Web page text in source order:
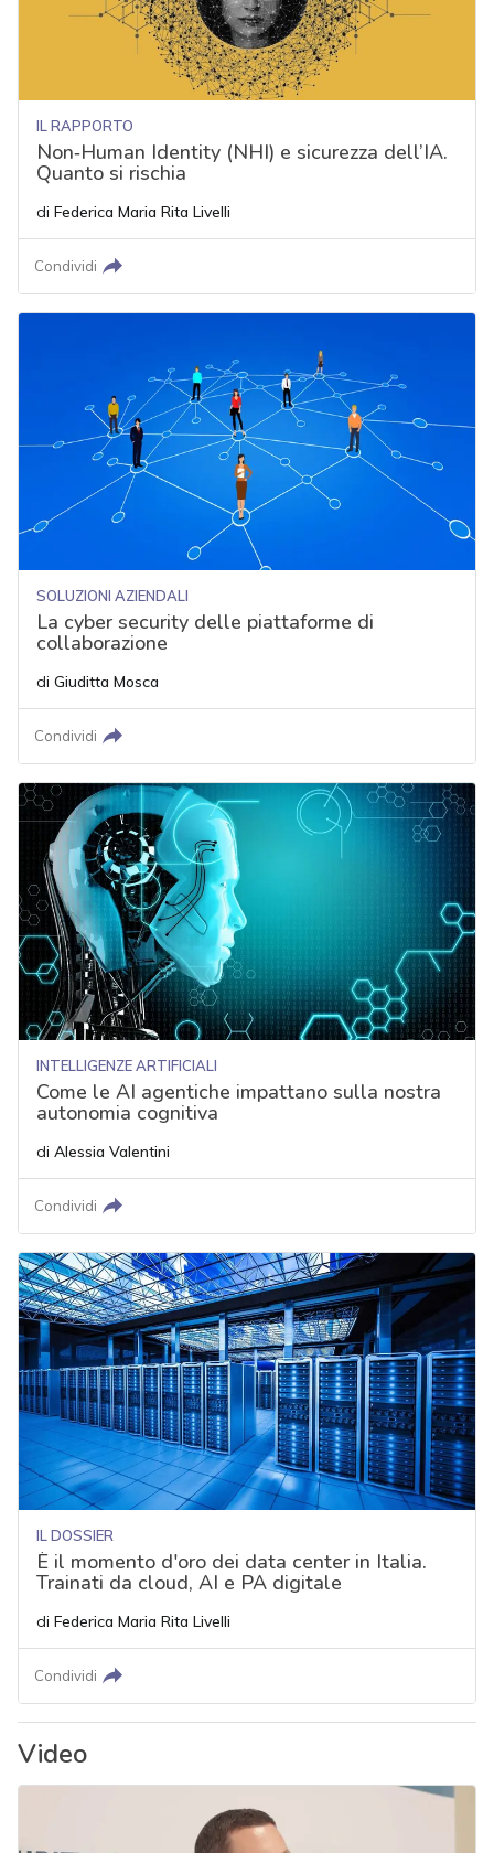
IL RAPPORTO
Non‑Human Identity (NHI) e sicurezza dell’IA.
Quanto si rischia
di Federica Maria Rita Livelli
Condividi
SOLUZIONI AZIENDALI
La cyber security delle piattaforme di
collaborazione
di Giuditta Mosca
Condividi
INTELLIGENZE ARTIFICIALI
Come le AI agentiche impattano sulla nostra
autonomia cognitiva
di Alessia Valentini
Condividi
IL DOSSIER
È il momento d'oro dei data center in Italia.
Trainati da cloud, AI e PA digitale
di Federica Maria Rita Livelli
Condividi
Video